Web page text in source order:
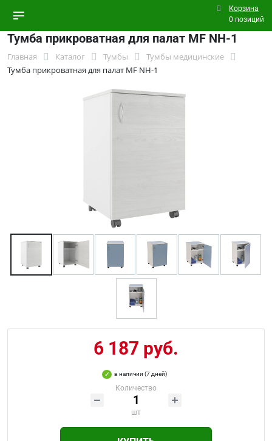
Корзина
0 позиций
Тумба прикроватная для палат МF NH-1
Главная Каталог Тумбы
Тумбы медицинские
Тумба прикроватная для палат МF NH-1
6 187 руб.
в наличии (7 дней)
Количество
шт